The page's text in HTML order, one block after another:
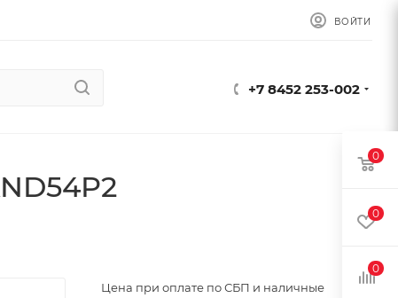
ВОЙТИ
+7 8452 253-002
Цена при оплате по СБП и наличные
0
0
0